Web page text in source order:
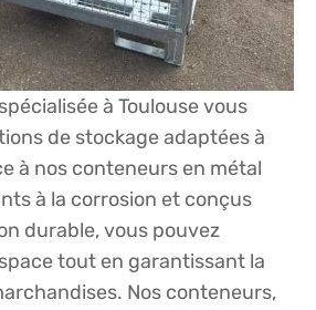
à Toulouse vous
de stockage adaptées à
à nos conteneurs en métal
à la corrosion et conçus
durable, vous pouvez
tout en garantissant la
Nos conteneurs,